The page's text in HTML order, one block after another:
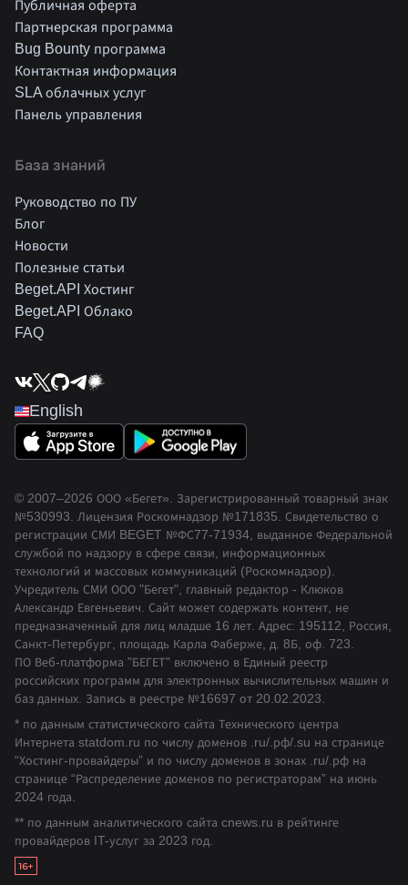
Публичная оферта
Партнерская программа
Bug Bounty программа
Контактная информация
SLA облачных услуг
Панель управления
База знаний
Руководство по ПУ
Блог
Новости
Полезные статьи
Beget.API Хостинг
Beget.API Облако
FAQ
English
© 2007–2026 ООО «Бегет». Зарегистрированный товарный знак
№530993
Лицензия Роскомнадзор №171835 Свидетельство о
регистрации СМИ BEGET №ФС77-71934 выданное Федеральной
службой по надзору в сфере связи, информационных
технологий и массовых коммуникаций (Роскомнадзор).
Учредитель СМИ ООО "Бегет", главный редактор - Клюков
Александр Евгеньевич. Сайт может содержать контент, не
предназначенный для лиц младше 16 лет. Адрес: 195112, Россия,
Санкт-Петербург, площадь Карла Фаберже, д. 8Б, оф. 723.
ПО Веб-платформа "БЕГЕТ" включено в Единый реестр
российских программ для электронных вычислительных машин и
баз данных. Запись в реестре №16697 от 20.02.2023
* по данным статистического сайта Технического центра
Интернета statdom.ru по числу доменов .ru/.рф/.su на странице
“Хостинг-провайдеры” и по числу доменов в зонах .ru/.рф на
странице “Распределение доменов по регистраторам” на июнь
2024 года.
** по данным аналитического сайта cnews.ru в рейтинге
провайдеров IT-услуг за 2023 год.